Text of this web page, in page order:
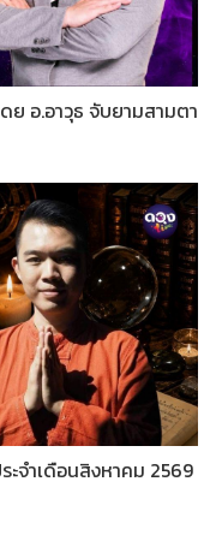
ย อ.อาวุธ จับยามสามตา
จำเดือนสิงหาคม 2569